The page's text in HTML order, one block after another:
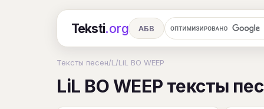
Teksti.org АБВ
Ч Ш Э Ю Я En A
Тексты песен/L /LiL BO WEEP
LiL BO WEEP тексты